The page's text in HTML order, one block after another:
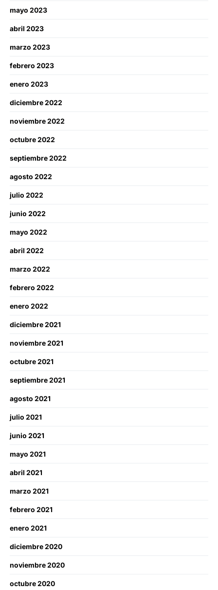
mayo 2023
abril 2023
marzo 2023
febrero 2023
enero 2023
diciembre 2022
noviembre 2022
octubre 2022
septiembre 2022
agosto 2022
julio 2022
junio 2022
mayo 2022
abril 2022
marzo 2022
febrero 2022
enero 2022
diciembre 2021
noviembre 2021
octubre 2021
septiembre 2021
agosto 2021
julio 2021
junio 2021
mayo 2021
abril 2021
marzo 2021
febrero 2021
enero 2021
diciembre 2020
noviembre 2020
octubre 2020